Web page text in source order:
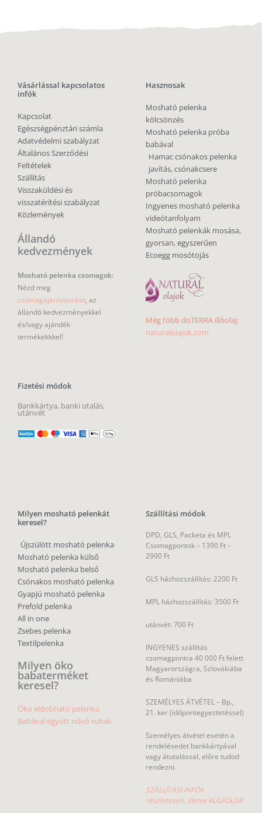
Vásárlással kapcsolatos
infók
Kapcsolat
Egészségpénztári számla
Adatvédelmi szabályzat
Általános Szerződési
Feltételek
Szállítás
Visszaküldési és
visszatérítési szabályzat
Közlemények
Állandó
kedvezmények
Mosható pelenka csomagok:
Nézd meg
csomagajánlatainkat, az
állandó kedvezményekkel
és/vagy ajándék
termékekkkel!
Fizetési módok
Bankkártya, banki utalás,
utánvét
Hasznosak
Mosható pelenka
kölcsönzés
Mosható pelenka próba
babával
Hamac csónakos pelenka
javítás, csónakcsere
Mosható pelenka
próbacsomagok
Ingyenes mosható pelenka
videótanfolyam
Mosható pelenkák mosása,
gyorsan, egyszerűen
Ecoegg mosótojás
Még több doTERRA illóolaj:
naturalolajok.com
Milyen mosható pelenkát
keresel?
Újszülött mosható pelenka
Mosható pelenka külső
Mosható pelenka belső
Csónakos mosható pelenka
Gyapjú mosható pelenka
Prefold pelenka
All in one
Zsebes pelenka
Textilpelenka
Milyen öko
babaterméket
keresel?
Öko eldobható pelenka
Babával együtt nővő ruhák
Szállítási módok
DPD, GLS, Packeta és MPL
Csomagpontok – 1390 Ft –
2990 Ft
GLS házhozszállítás: 2200 Ft
MPL házhozszállítás: 3500 Ft
utánvét: 700 Ft
INGYENES szállítás
csomagpontra 40 000 Ft felett
Magyarországra, Szlovákiába
és Romániába
SZEMÉLYES ÁTVÉTEL – Bp.,
21. ker (időpontegyeztetéssel)
Személyes átvétel esetén a
rendelésedet bankkártyával
vagy átutalással, előre tudod
rendezni.
SZÁLLÍTÁSI INFÓK
részletesen, illetve KÜLFÖLDR